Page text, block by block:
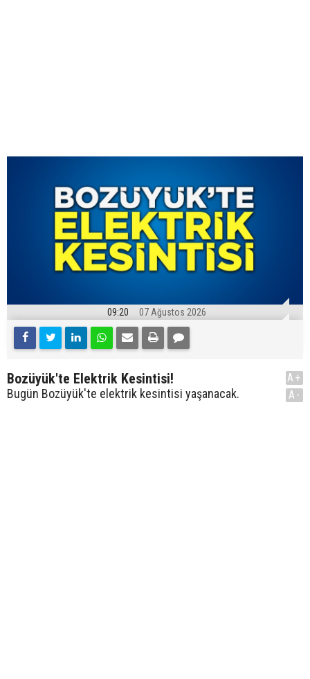
09:20 07 Ağustos 2026
Bozüyük'te Elektrik Kesintisi!
Bugün Bozüyük'te elektrik kesintisi yaşanacak.
A+
A-